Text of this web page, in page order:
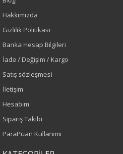
Sezon : YAZLIK
Renk
Pudra
Sezon
İlkbahar-Yaz
Yaş Grubu
Hakkımızda
Gizlilik Politikası
Banka Hesap Bilgileri
İade / Değişim / Kargo
Satış sözleşmesi
İletişim
Hesabım
Sipariş Takibi
ParaPuan Kullanımı